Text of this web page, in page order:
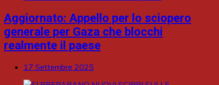
Aggiornato: Appello per lo sciopero
generale per Gaza che blocchi
realmente il paese
17 Settembre 2025